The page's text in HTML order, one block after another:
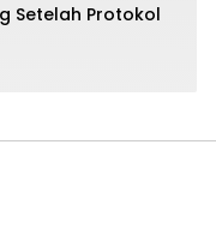
Setelah Protokol